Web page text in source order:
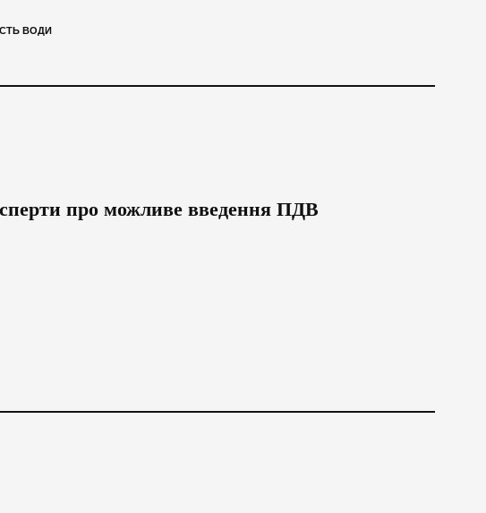
ВОДИ
про можливе введення ПДВ